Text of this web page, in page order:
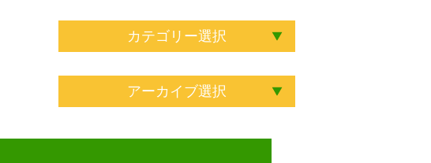
カテゴリー選択
アーカイブ選択